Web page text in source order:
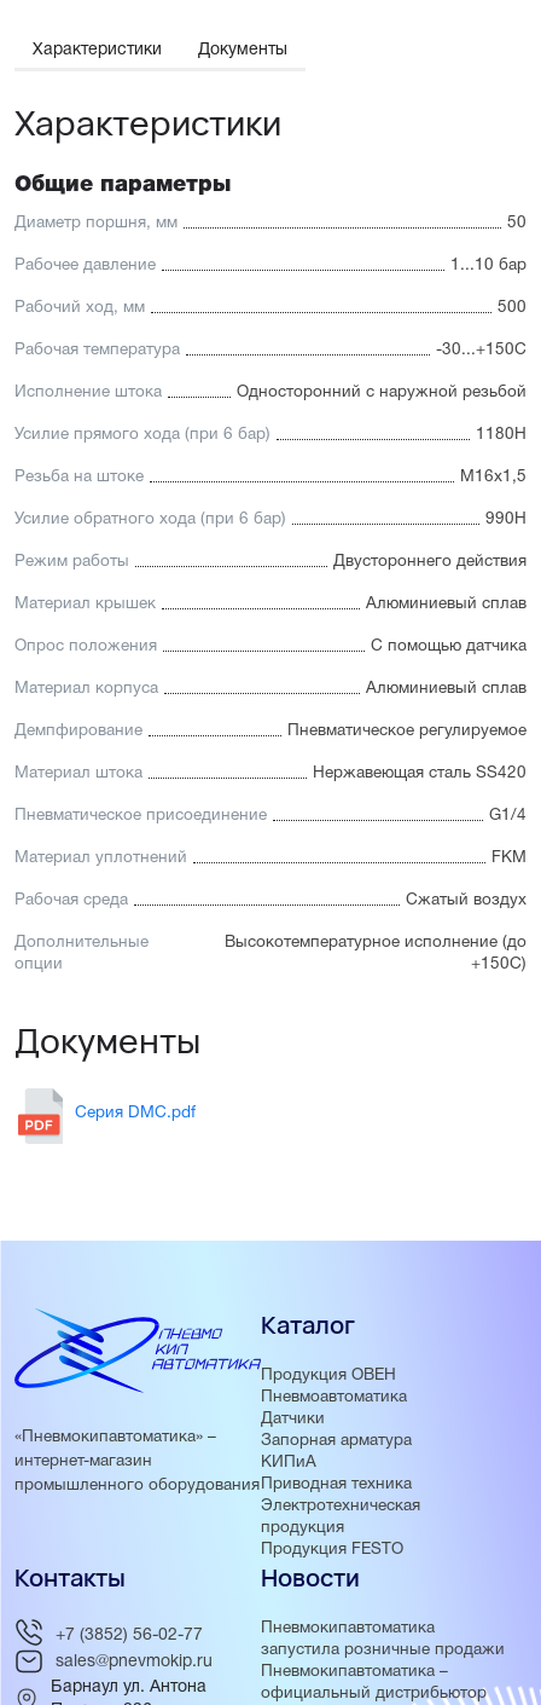
возможность изготовления с нестандартными
Доступность: сбалансированное соотношение
поставки
Отличительные черты:
Корпус изготовлен из легкого и прочного алюминия,
покрытого элоксаловым покрытием, препятствующим
коррозии
Шток изготавливается
из нержавеющей или хромированной стали, подходит
Уплотнение — полиуретан (PU) с возможностью
диапазоном (FKM/Viton). А также дополнительное
частицы в полость цилиндра
пневмоцилиндр имеет высокую устойчивость
Характеристики Документы
Характеристики
Общие параметры
Диаметр поршня, мм 50
Рабочее давление 1...10 бар
Рабочий ход, мм 500
Рабочая температура -30...+150С
Исполнение штока Односторонний с наружной резьбой
Усилие прямого хода (при 6 бар) 1180Н
Резьба на штоке М16х1,5
Усилие обратного хода (при 6 бар) 990Н
Режим работы Двустороннего действия
Материал крышек Алюминиевый сплав
Опрос положения С помощью датчика
Материал корпуса Алюминиевый сплав
Демпфирование Пневматическое регулируемое
Материал штока Нержавеющая сталь SS420
Пневматическое присоединение G1/4
Материал уплотнений FKM
Рабочая среда Сжатый воздух
Дополнительные
опции
Высокотемпературное исполнение (до
+150С)
Документы
Серия DMC.pdf
«Пневмокипавтоматика» –
интернет-магазин
промышленного оборудования
Каталог
Продукция ОВЕН
Пневмоавтоматика
Датчики
Запорная арматура
КИПиА
Приводная техника
Электротехническая
продукция
Продукция FESTO
Новости
Пневмокипавтоматика
запустила розничные продажи
Пневмокипавтоматика –
официальный дистрибьютор
Контакты
+7 (3852) 56-02-77
sales@pnevmokip.ru
Барнаул ул. Антона